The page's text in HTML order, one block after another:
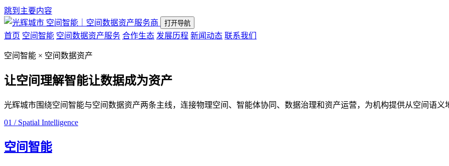
跳到主要内容
空间智能｜空间数据资产服务商
打开导航
首页 空间智能 空间数据资产服务 合作生态 发展历程 新闻动态 联系我们
空间智能 × 空间数据资产
让空间理解智能让数据成为资产
光辉城市围绕空间智能与空间数据资产两条主线，连接物理空间、智能体协同、数据治理和资产运营，为机构提供从空间语义
01 / Spatial Intelligence
空间智能